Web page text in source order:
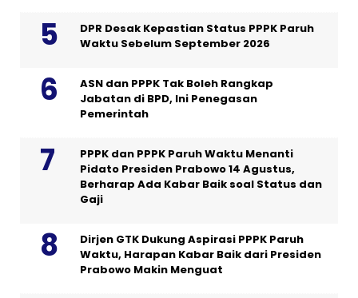
DPR Desak Kepastian Status PPPK Paruh
Waktu Sebelum September 2026
ASN dan PPPK Tak Boleh Rangkap
Jabatan di BPD, Ini Penegasan
Pemerintah
PPPK dan PPPK Paruh Waktu Menanti
Pidato Presiden Prabowo 14 Agustus,
Berharap Ada Kabar Baik soal Status dan
Gaji
Dirjen GTK Dukung Aspirasi PPPK Paruh
Waktu, Harapan Kabar Baik dari Presiden
Prabowo Makin Menguat